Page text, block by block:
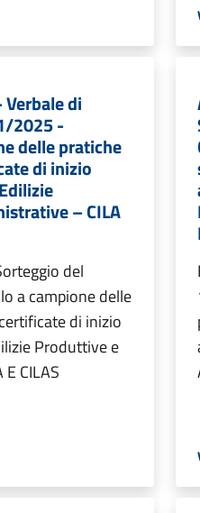
Verbale di
2025 -
delle pratiche
di inizio
– CILA
del
a campione delle
di inizio
Produttive e
CILAS